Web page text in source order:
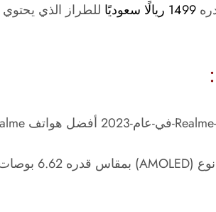
1499 ريالًا سعوديًا
AMOLED